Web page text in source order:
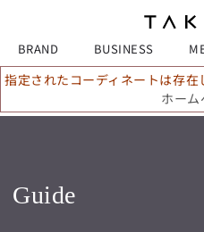
BRAND BUSINESS
指定されたコーディネートは存在
ホーム
Guide